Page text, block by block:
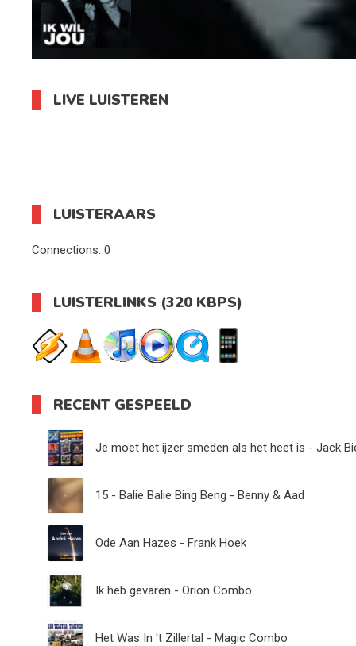
LIVE LUISTEREN
LUISTERAARS
Connections: 0
LUISTERLINKS (320 KBPS)
RECENT GESPEELD
Je moet het ijzer smeden als het heet is - Jack
15 - Balie Balie Bing Beng - Benny & Aad
Ode Aan Hazes - Frank Hoek
Ik heb gevaren - Orion Combo
Het Was In 't Zillertal - Magic Combo